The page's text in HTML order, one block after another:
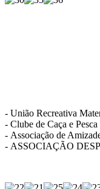
- União Recreativa
- Clube de Caça e Pesca
- Associação de
- ASSOCIAÇÃO